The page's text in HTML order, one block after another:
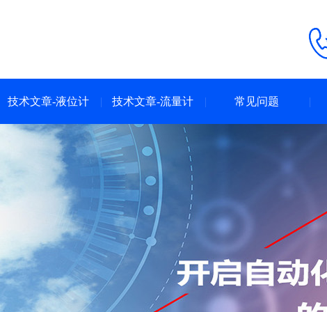
技术文章-液位计 技术文章-流量计 常见问题